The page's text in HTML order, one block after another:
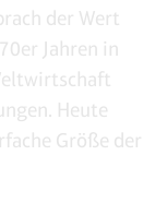
der Wert
Jahren in
Heute
Größe der